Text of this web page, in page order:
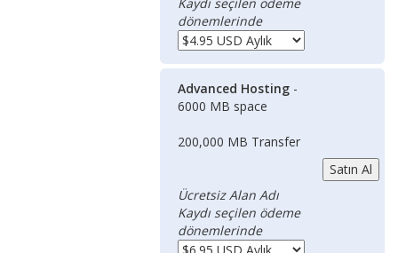
dönemlerinde
Advanced Hosting -
6000 MB space
200,000 MB Transfer
Ücretsiz Alan Adı
Kaydı seçilen ödeme
dönemlerinde